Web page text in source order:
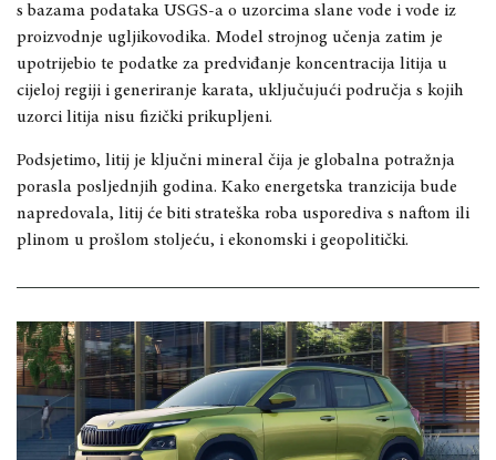
s bazama podataka USGS-a o uzorcima slane vode i vode iz
proizvodnje ugljikovodika. Model strojnog učenja zatim je
upotrijebio te podatke za predviđanje koncentracija litija u
cijeloj regiji i generiranje karata, uključujući područja s kojih
uzorci litija nisu fizički prikupljeni.
Podsjetimo, litij je ključni mineral čija je globalna potražnja
porasla posljednjih godina. Kako energetska tranzicija bude
napredovala, litij će biti strateška roba usporediva s naftom ili
plinom u prošlom stoljeću, i ekonomski i geopolitički.